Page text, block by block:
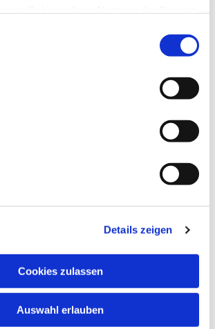
Details zeigen
Cookies zulassen
Auswahl erlauben